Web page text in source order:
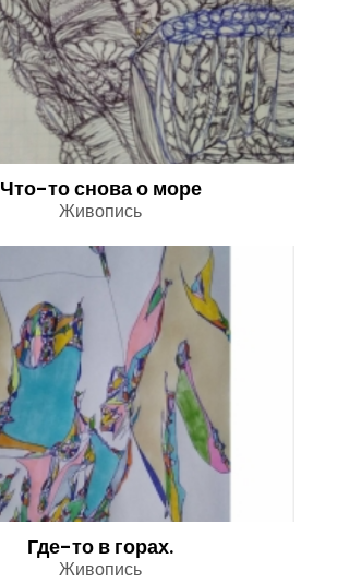
Что-то снова о море
Живопись
Где-то в горах.
Живопись